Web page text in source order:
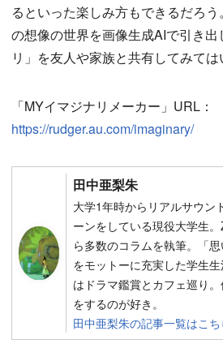
るといった楽しみ方もできるだろ
の想像の世界を画像生成AIで引き
リ」を友人や家族と共有してみては
「MYイマジナリメーカー」URL：
https://rudger.au.com/imaginary/
田中亜梨朱
大学1年時からリアルサウン
ーンをしている現役大学生
ら多数のコラムを執筆。「思
をモットーに充実した学生
はドラマ鑑賞とカフェ巡り
をするのが好き。
田中亜梨朱の記事一覧はこち